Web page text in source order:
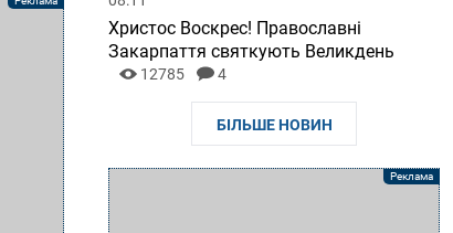
Христос Воскрес! Православні
Закарпаття святкують Великдень
12785 4
БІЛЬШЕ НОВИН